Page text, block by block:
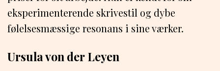
eksperimenterende skrivestil og dybe
følelsesmæssige resonans i sine værker.
Ursula von der Leyen